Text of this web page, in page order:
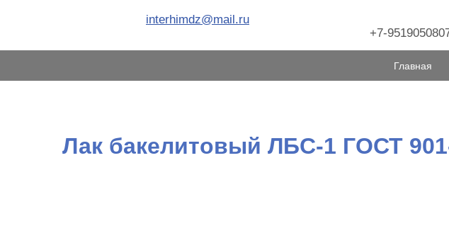
interhimdz@mail.ru
+7-
Главная
Лак бакелитовый ЛБС-1 ГОСТ